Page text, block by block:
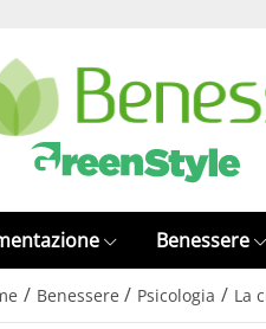
Benessere
/ Benessere / Psicologia / La